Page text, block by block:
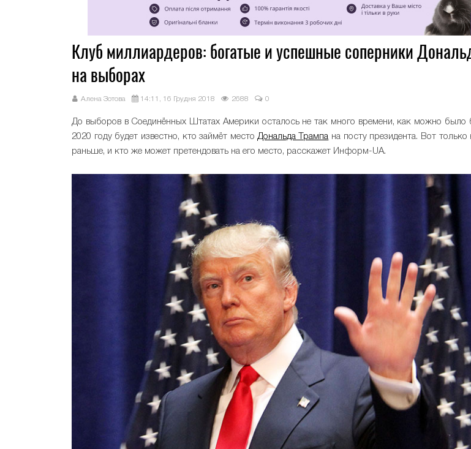
Клуб миллиардеров: богатые и успешные соперники
на выборах
Алена Зотова 14:11, 16 Грудня 2018 2688 0
До выборов в Соединённых Штатах Америки осталось не так много времени, как можно было
2020 году будет известно, кто займёт местоДональда Трампа на посту президента. Вот только
раньше, и кто же может претендовать на его место, расскажет Информ-UA.